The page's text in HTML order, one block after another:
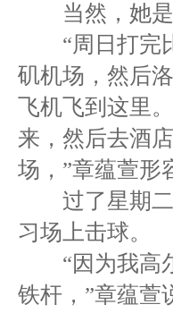
当然，她是
“周日打完比
矶机场，然后
飞机飞到这里
来，然后去酒
场，”章蕴萱形
过了星期二
习场上击球。
“因为我高尔
铁杆，”章蕴萱